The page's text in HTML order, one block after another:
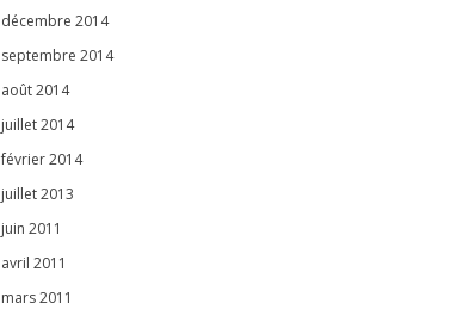
décembre 2014
septembre 2014
août 2014
juillet 2014
février 2014
juillet 2013
juin 2011
avril 2011
mars 2011